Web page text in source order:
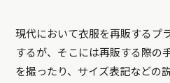
現代において衣服を再販するプ
するが、そこには再販する際の
を撮ったり、サイズ表記などの